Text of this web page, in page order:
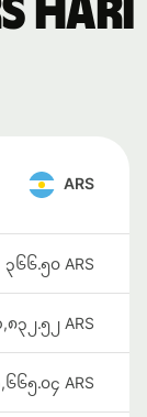
hari
ARS
၃၆၆.၅၀ ARS
,၈၃၂.၅၂ ARS
၆၆၅.၀၄ ARS